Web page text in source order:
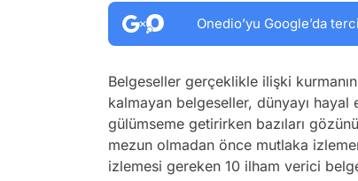
Onedio’yu Google’da
Belgeseller gerçeklikle ilişki
kalmayan belgeseller, dünyayı
gülümseme getirirken bazıları
mezun olmadan önce mutlaka
izlemesi gereken 10 ilham verici